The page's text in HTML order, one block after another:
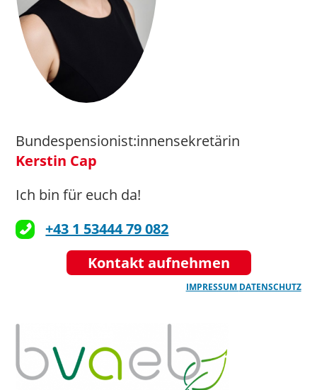
Bundespensionist:innensekretärin
Kerstin Cap
Ich bin für euch da!
+43 1 53444 79 082
Kontakt aufnehmen
IMPRESSUM DATENSCHUTZ